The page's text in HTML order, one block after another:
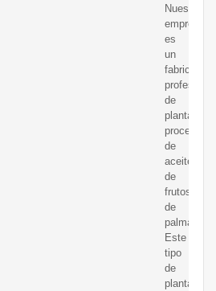
Nuestra
empresa
es
un
fabricante
profesional
de
plantas
de
aceite
de
frutos
de
palma.
Este
tipo
de
planta